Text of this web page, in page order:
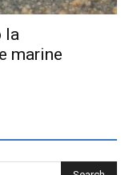
la
marine